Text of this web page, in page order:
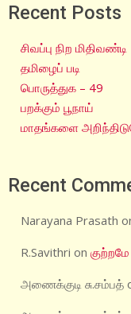
Recent Posts
சிவப்பு நிற மிதிவண்டி
தமிழைப் படி
பொருத்துக – 49
பறக்கும் பூநாய்
மாதங்களை
Recent
Narayana Prasath
R.Savithri on
அணைக்குடி சு.சம்பத்